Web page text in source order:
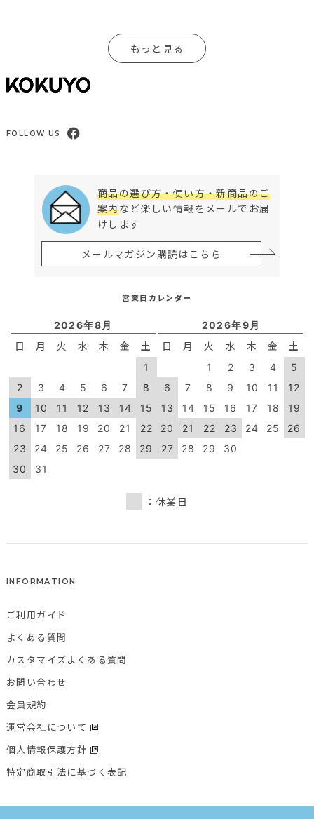
もっと見る
FOLLOW US
商品の選び方・使い方・新商品のご
案内など楽しい情報をメールでお届
けします
メールマガジン購読はこちら
営業日カレンダー
2026年8月
日 月 火 水 木 金 土
1
2
3 4 5 6 7
8
9
10 11 12 13 14
15
16
17 18 19 20 21
22
23
24 25 26 27 28
29
30
31
2026年9月
日 月 火 水 木 金 土
1 2 3 4
5
6
7 8 9 10 11
12
13
14 15 16 17 18
19
20
21 22 23 24 25
26
27
28 29 30
：休業日
INFORMATION
ご利用ガイド
よくある質問
カスタマイズよくある質問
お問い合わせ
会員規約
運営会社について
個人情報保護方針
特定商取引法に基づく表記